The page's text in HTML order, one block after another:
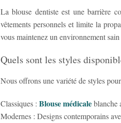
La blouse dentiste est une barrière
vêtements personnels et limite la
vous maintenez un environnement
Quels sont les styles
Nous offrons une variété de styles
Classiques : Blouse médicaleblanche
Modernes : Designs contemporains